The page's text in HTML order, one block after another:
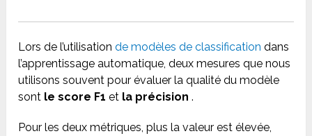
Lors de l’utilisationde modèles de classification dans
l’apprentissage automatique, deux mesures que nous
utilisons souvent pour évaluer la qualité du modèle
sont le score F1 et la précision .
Pour les deux métriques, plus la valeur est élevée,